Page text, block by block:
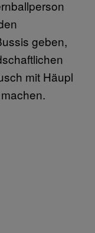
geben,
mit Häupl